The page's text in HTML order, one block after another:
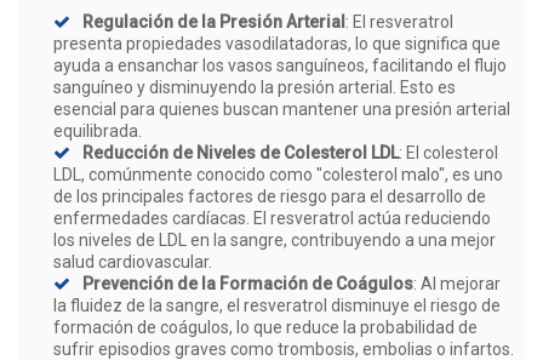
Regulación de la Presión Arterial : El resveratrol
presenta propiedades vasodilatadoras, lo que significa que
ayuda a ensanchar los vasos sanguíneos, facilitando el flujo
sanguíneo y disminuyendo la presión arterial. Esto es
esencial para quienes buscan mantener una presión arterial
equilibrada.
Reducción de Niveles de Colesterol LDL: El colesterol
LDL, comúnmente conocido como "colesterol malo", es uno
de los principales factores de riesgo para el desarrollo de
enfermedades cardíacas. El resveratrol actúa reduciendo
los niveles de LDL en la sangre, contribuyendo a una mejor
salud cardiovascular.
Prevención de la Formación de Coágulos: Al mejorar
la fluidez de la sangre, el resveratrol disminuye el riesgo de
formación de coágulos, lo que reduce la probabilidad de
sufrir episodios graves como trombosis, embolias o infartos.